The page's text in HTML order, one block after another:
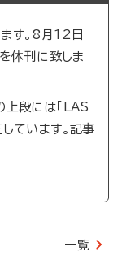
す。8月12日
休刊に致しま
段には「LAS
ています。記事
一覧